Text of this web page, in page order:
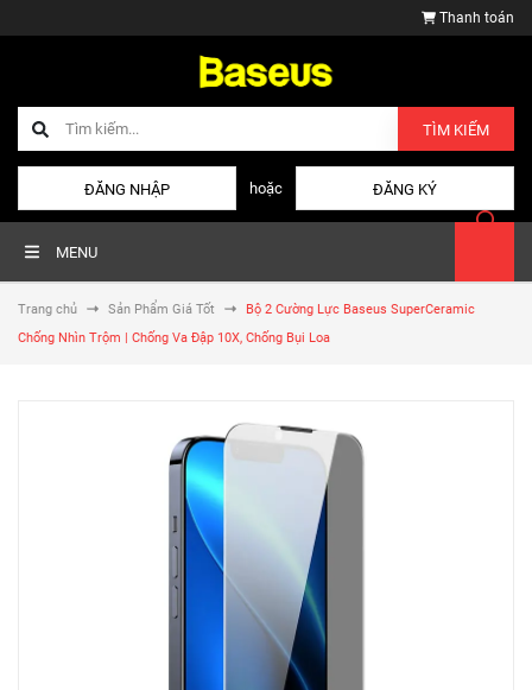
Thanh toán
TÌM KIẾM
ĐĂNG NHẬP hoặc ĐĂNG KÝ
MENU
Trang chủ Sản Phẩm Giá Tốt
Bộ 2 Cường Lực Baseus SuperCeramic
Chống Nhìn Trộm | Chống Va Đập 10X, Chống Bụi Loa